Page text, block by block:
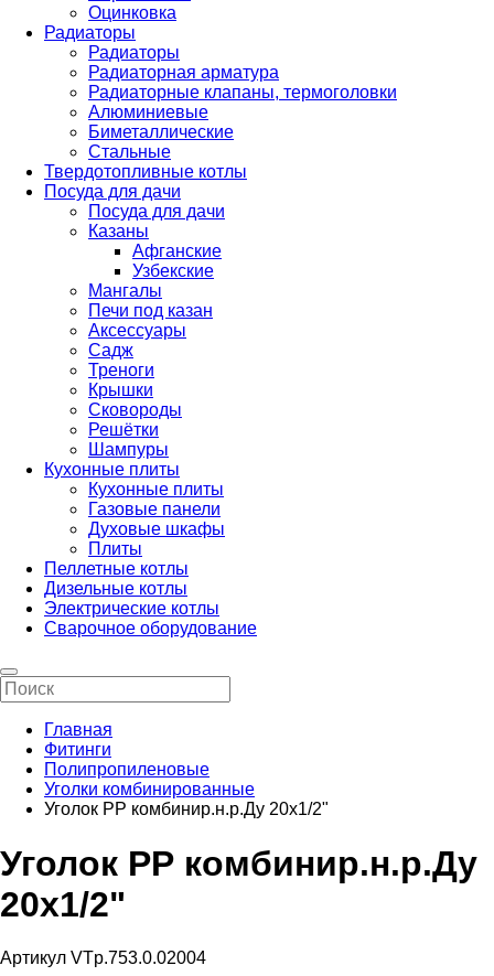
Оцинковка
Радиаторы
Радиаторы
Радиаторная арматура
Радиаторные клапаны, термоголовки
Алюминиевые
Биметаллические
Стальные
Твердотопливные котлы
Посуда для дачи
Посуда для дачи
Казаны
Афганские
Узбекские
Мангалы
Печи под казан
Аксессуары
Садж
Треноги
Крышки
Сковороды
Решётки
Шампуры
Кухонные плиты
Кухонные плиты
Газовые панели
Духовые шкафы
Плиты
Пеллетные котлы
Дизельные котлы
Электрические котлы
Сварочное оборудование
Главная
Фитинги
Полипропиленовые
Уголки комбинированные
Уголок РР комбинир.н.р.Ду 20х1/2"
Уголок РР комбинир.н.р.Ду
20х1/2"
Артикул VTp.753.0.02004